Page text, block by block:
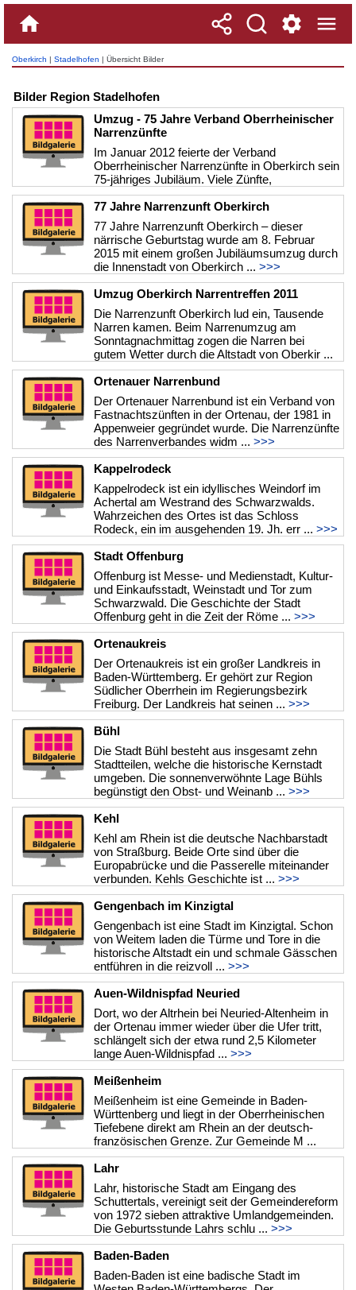
Oberkirch | Stadelhofen | Übersicht Bilder
Bilder Region Stadelhofen
Umzug - 75 Jahre Verband Oberrheinischer
Narrenzünfte
Im Januar 2012 feierte der Verband
Oberrheinischer Narrenzünfte in Oberkirch sein
75-jähriges Jubiläum. Viele Zünfte,
Guggenmusiken und Narren aus dem Verbandsg ...>>>
77 Jahre Narrenzunft Oberkirch
77 Jahre Narrenzunft Oberkirch – dieser
närrische Geburtstag wurde am 8. Februar
2015 mit einem großen Jubiläumsumzug durch
die Innenstadt von Oberkirch ... >>>
Umzug Oberkirch Narrentreffen 2011
Die Narrenzunft Oberkirch lud ein, Tausende
Narren kamen. Beim Narrenumzug am
Sonntagnachmittag zogen die Narren bei
gutem Wetter durch die Altstadt von Oberkir ...
>>>
Ortenauer Narrenbund
Der Ortenauer Narrenbund ist ein Verband von
Fastnachtszünften in der Ortenau, der 1981 in
Appenweier gegründet wurde. Die Narrenzünfte
des Narrenverbandes widm ... >>>
Kappelrodeck
Kappelrodeck ist ein idyllisches Weindorf im
Achertal am Westrand des Schwarzwalds.
Wahrzeichen des Ortes ist das Schloss
Rodeck, ein im ausgehenden 19. Jh. err ... >>>
Stadt Offenburg
Offenburg ist Messe- und Medienstadt, Kultur-
und Einkaufsstadt, Weinstadt und Tor zum
Schwarzwald. Die Geschichte der Stadt
Offenburg geht in die Zeit der Röme ... >>>
Ortenaukreis
Der Ortenaukreis ist ein großer Landkreis in
Baden-Württemberg. Er gehört zur Region
Südlicher Oberrhein im Regierungsbezirk
Freiburg. Der Landkreis hat seinen ... >>>
Bühl
Die Stadt Bühl besteht aus insgesamt zehn
Stadtteilen, welche die historische Kernstadt
umgeben. Die sonnenverwöhnte Lage Bühls
begünstigt den Obst- und Weinanb ... >>>
Kehl
Kehl am Rhein ist die deutsche Nachbarstadt
von Straßburg. Beide Orte sind über die
Europabrücke und die Passerelle miteinander
verbunden. Kehls Geschichte ist ... >>>
Gengenbach im Kinzigtal
Gengenbach ist eine Stadt im Kinzigtal. Schon
von Weitem laden die Türme und Tore in die
historische Altstadt ein und schmale Gässchen
entführen in die reizvoll ... >>>
Auen-Wildnispfad Neuried
Dort, wo der Altrhein bei Neuried-Altenheim in
der Ortenau immer wieder über die Ufer tritt,
schlängelt sich der etwa rund 2,5 Kilometer
lange Auen-Wildnispfad ... >>>
Meißenheim
Meißenheim ist eine Gemeinde in Baden-
Württenberg und liegt in der Oberrheinischen
Tiefebene direkt am Rhein an der deutsch-
französischen Grenze. Zur Gemeinde M ...
>>>
Lahr
Lahr, historische Stadt am Eingang des
Schuttertals, vereinigt seit der Gemeindereform
von 1972 sieben attraktive Umlandgemeinden.
Die Geburtsstunde Lahrs schlu ... >>>
Baden-Baden
Baden-Baden ist eine badische Stadt im